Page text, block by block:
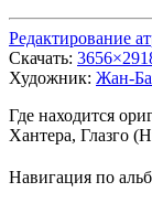
Редактирование
Скачать:
Художник: Жан-
Где находится
Хантера, Глазго
Навигация по